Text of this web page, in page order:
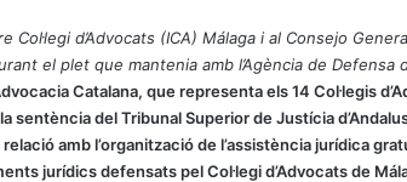
Col·legi d’Advocats (ICA) Málaga i al Consejo
el plet que mantenia amb l’Agència de Defensa
Catalana, que representa els 14 Col·legis
sentència del Tribunal Superior de Justícia
amb l’organització de l’assistència jurídica
jurídics defensats pel Col·legi d’Advocats de